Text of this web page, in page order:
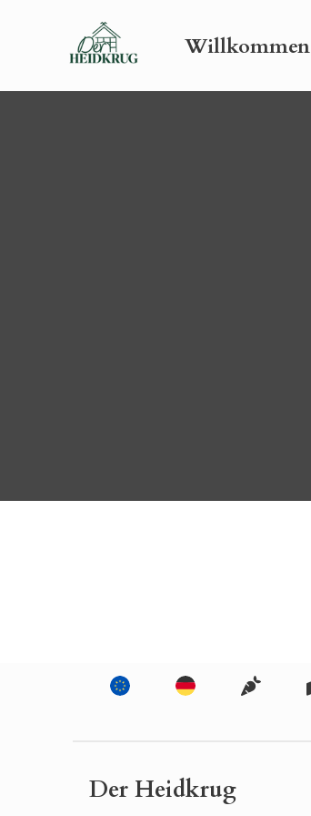
Willkommen
Der Heidkrug